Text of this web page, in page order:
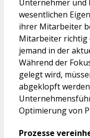
Unternehmer und
wesentlichen
ihrer Mitarbeiter
Mitarbeiter richtig
jemand in der
Während der
gelegt wird,
abgeklopft
Optimierung von
Prozesse